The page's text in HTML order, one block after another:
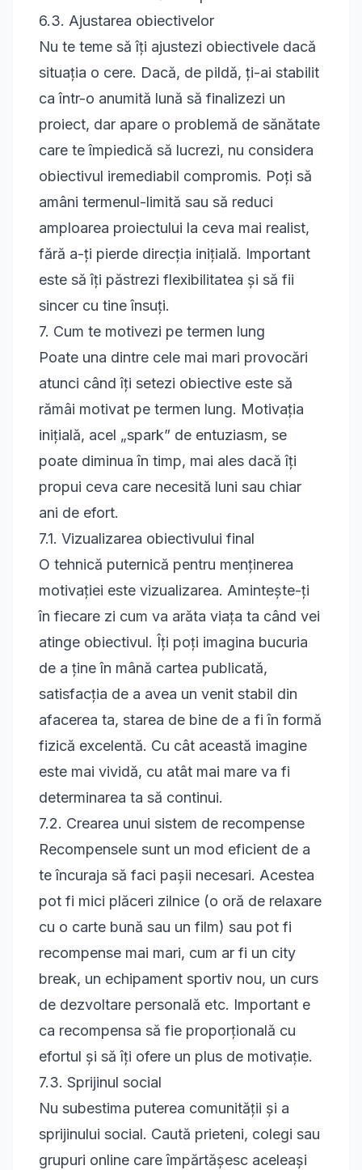
6.3. Ajustarea obiectivelor
Nu te teme să îți ajustezi obiectivele dacă
situația o cere. Dacă, de pildă, ți-ai stabilit
ca într-o anumită lună să finalizezi un
proiect, dar apare o problemă de sănătate
care te împiedică să lucrezi, nu considera
obiectivul iremediabil compromis. Poți să
amâni termenul-limită sau să reduci
amploarea proiectului la ceva mai realist,
fără a-ți pierde direcția inițială. Important
este să îți păstrezi flexibilitatea și să fii
sincer cu tine însuți.
7. Cum te motivezi pe termen lung
Poate una dintre cele mai mari provocări
atunci când îți setezi obiective este să
rămâi motivat pe termen lung. Motivația
inițială, acel „spark” de entuziasm, se
poate diminua în timp, mai ales dacă îți
propui ceva care necesită luni sau chiar
ani de efort.
7.1. Vizualizarea obiectivului final
O tehnică puternică pentru menținerea
motivației este vizualizarea. Amintește-ți
în fiecare zi cum va arăta viața ta când vei
atinge obiectivul. Îți poți imagina bucuria
de a ține în mână cartea publicată,
satisfacția de a avea un venit stabil din
afacerea ta, starea de bine de a fi în formă
fizică excelentă. Cu cât această imagine
este mai vividă, cu atât mai mare va fi
determinarea ta să continui.
7.2. Crearea unui sistem de recompense
Recompensele sunt un mod eficient de a
te încuraja să faci pașii necesari. Acestea
pot fi mici plăceri zilnice (o oră de relaxare
cu o carte bună sau un film) sau pot fi
recompense mai mari, cum ar fi un city
break, un echipament sportiv nou, un curs
de dezvoltare personală etc. Important e
ca recompensa să fie proporțională cu
efortul și să îți ofere un plus de motivație.
7.3. Sprijinul social
Nu subestima puterea comunității și a
sprijinului social. Caută prieteni, colegi sau
grupuri online care împărtășesc aceleași